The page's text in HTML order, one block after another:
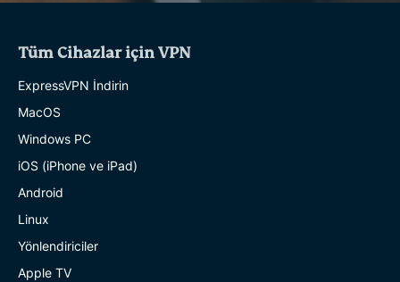
Tüm Cihazlar için VPN
ExpressVPN İndirin
MacOS
Windows PC
iOS (iPhone ve iPad)
Android
Linux
Yönlendiriciler
Apple TV